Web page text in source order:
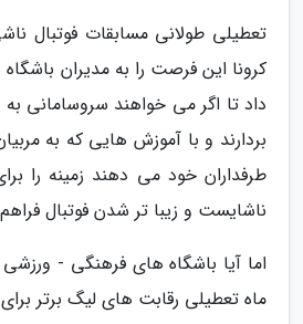
تعطیلی طولانی مسابقات فوتبال
کرونا این فرصت را به مدیران
داد تا اگر می خواهند سروسامانی
بردارند و با آموزش هایی که به
طرفداران خود می دهند زمینه را
ناشایست و زیبا تر شدن فوتبال فراهم
اما آیا باشگاه های فرهنگی -
ماه تعطیلی رقابت های لیگ برتر